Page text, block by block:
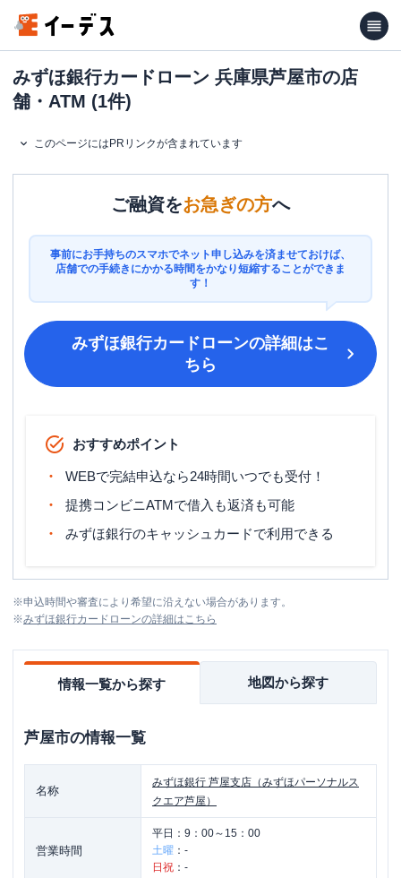
みずほ銀行カードローン 兵庫県芦屋市の店
舗・ATM (1件)
このページにはPRリンクが含まれています
ご融資をお急ぎの方へ
事前にお手持ちのスマホでネット申し込みを済ませておけば、
店舗での手続きにかかる時間をかなり短縮することができま
す！
みずほ銀行カードローンの詳細はこ
ちら
おすすめポイント
WEBで完結申込なら24時間いつでも受付！
提携コンビニATMで借入も返済も可能
みずほ銀行のキャッシュカードで利用できる
※申込時間や審査により希望に沿えない場合があります。
※みずほ銀行カードローンの詳細はこちら
情報一覧から探す 地図から探す
芦屋市の情報一覧
名称
みずほ銀行 芦屋支店（みずほパーソナルス
クエア芦屋）
営業時間
平日： 9：00～15：00
土曜 ： -
日祝 ： -